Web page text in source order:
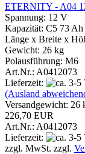
ETERNITY - A04
Spannung: 12 V
Kapazität: C5 73
Länge x Breite x
Gewicht: 26 kg
Polausführung: M6
Art.Nr.: A0412073
Lieferzeit:
(Ausland
Versandgewicht: 26
226,70 EUR
Art.Nr.: A0412073
Lieferzeit:
zzgl. MwSt. zzgl.